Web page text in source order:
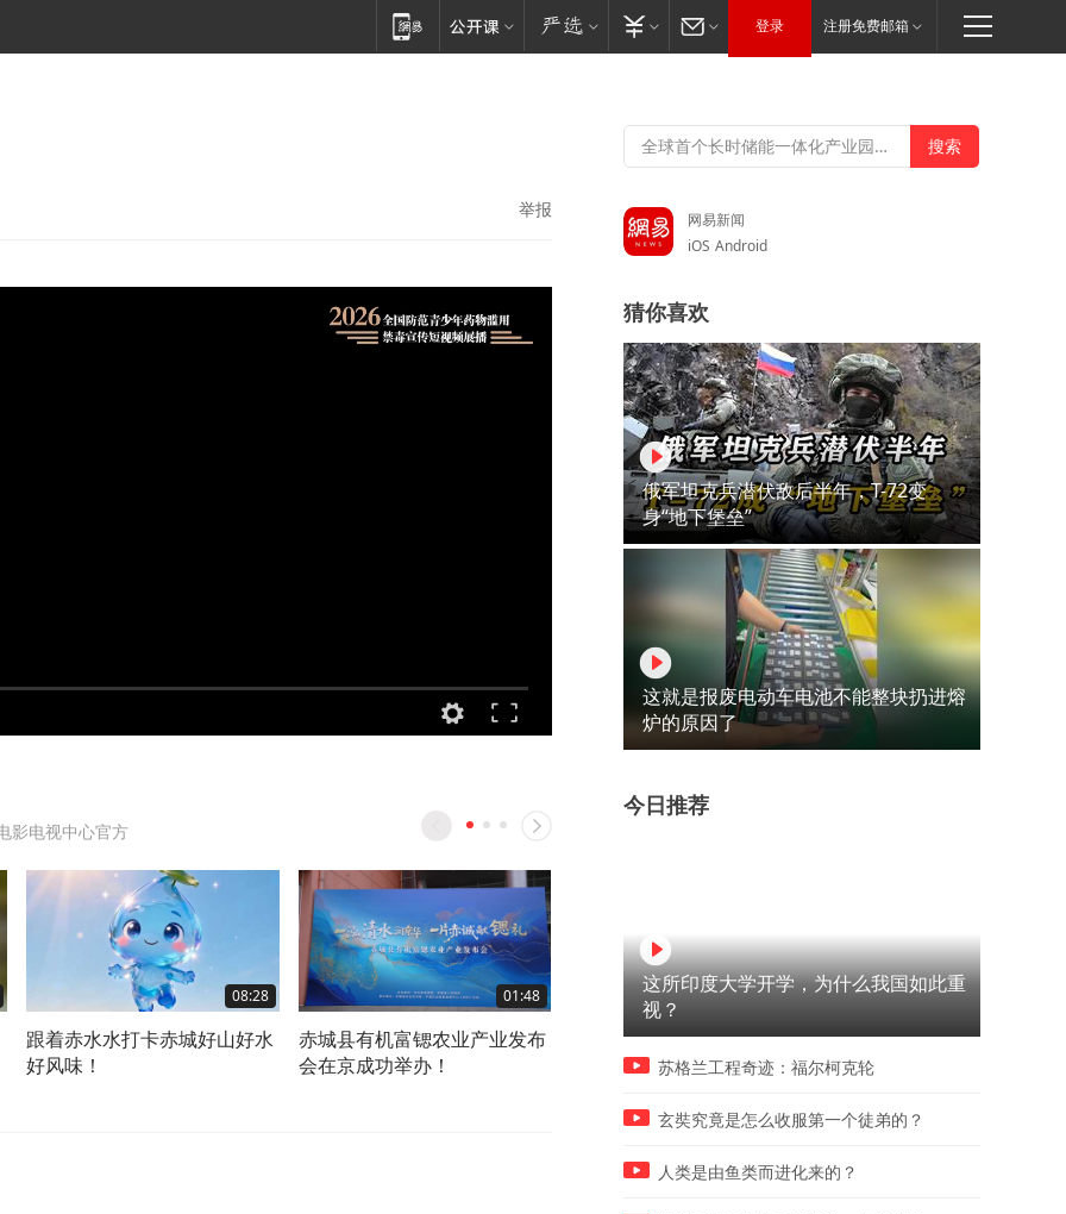
登录 注册免费邮箱
举报
影电视中心官方
08:28
跟着赤水水打卡赤城好山好水
好风味！
01:48
赤城县有机富锶农业产业发布
会在京成功举办！
02:19
橘农的精品餐桌丨立秋“啃
秋”，健康永驻！
#三农快评 为农村老人
办“食”事
网易新闻
iOS Android
猜你喜欢
俄军坦克兵潜伏敌后半年，T-72变
身“地下堡垒”
这就是报废电动车电池不能整块扔进熔
炉的原因了
今日推荐
这所印度大学开学，为什么我国如此重
视？
苏格兰工程奇迹：福尔柯克轮
玄奘究竟是怎么收服第一个徒弟的？
人类是由鱼类而进化来的？